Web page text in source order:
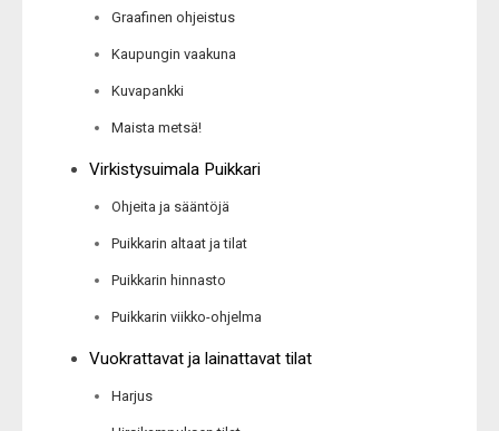
Graafinen ohjeistus
Kaupungin vaakuna
Kuvapankki
Maista metsä!
Virkistysuimala Puikkari
Ohjeita ja sääntöjä
Puikkarin altaat ja tilat
Puikkarin hinnasto
Puikkarin viikko-ohjelma
Vuokrattavat ja lainattavat tilat
Harjus